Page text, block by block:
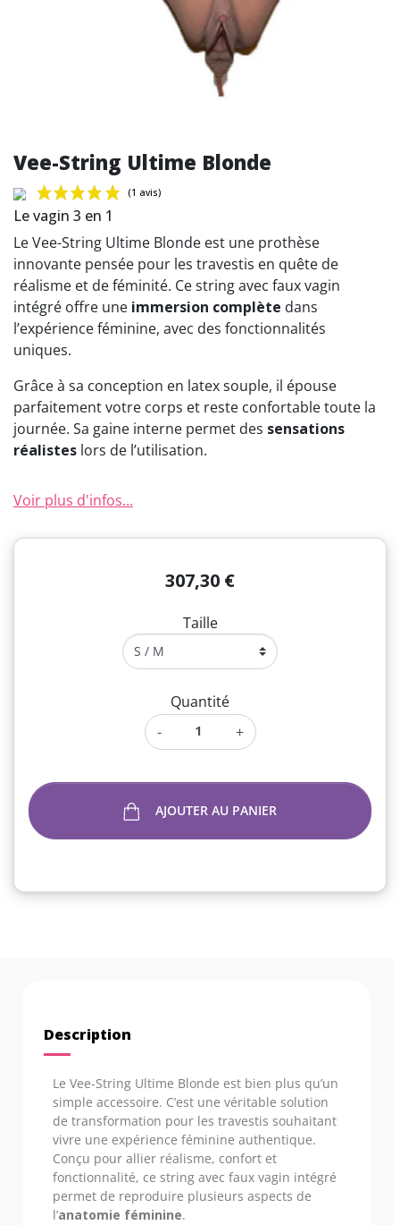
Vee-String Ultime Blonde
Le vagin 3 en 1
Le Vee-String Ultime Blonde est une prothèse
innovante pensée pour les travestis en quête de
réalisme et de féminité. Ce string avec faux vagin
intégré offre une immersion complète dans
l’expérience féminine, avec des fonctionnalités
uniques.
Grâce à sa conception en latex souple, il épouse
parfaitement votre corps et reste confortable toute la
journée. Sa gaine interne permet des sensations
réalistes lors de l’utilisation.
Voir plus d'infos...
307,30 €
Taille
Quantité
-
+
AJOUTER AU PANIER
Description
Le Vee-String Ultime Blonde est bien plus qu’un
simple accessoire. C’est une véritable solution
de transformation pour les travestis souhaitant
vivre une expérience féminine authentique.
Conçu pour allier réalisme, confort et
fonctionnalité, ce string avec faux vagin intégré
permet de reproduire plusieurs aspects de
l’anatomie féminine.